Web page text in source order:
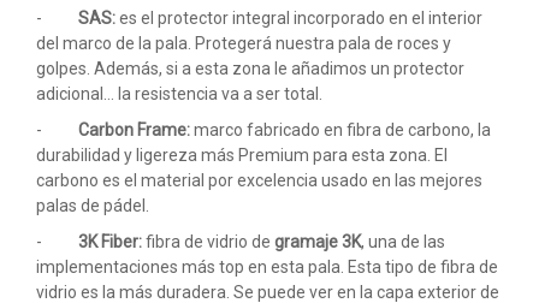
- SAS:es el protector integral incorporado en el interior
del marco de la pala. Protegerá nuestra pala de roces y
golpes. Además, si a esta zona le añadimos un protector
adicional… la resistencia va a ser total.
- Carbon Frame:marco fabricado en fibra de carbono, la
durabilidad y ligereza más Premium para esta zona. El
carbono es el material por excelencia usado en las mejores
palas de pádel.
- 3K Fiber:fibra de vidrio de gramaje 3K, una de las
implementaciones más top en esta pala. Esta tipo de fibra de
vidrio es la más duradera. Se puede ver en la capa exterior de